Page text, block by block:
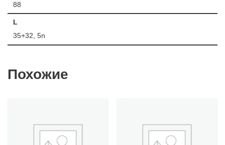
88
L
35+32, 5n
Похожие